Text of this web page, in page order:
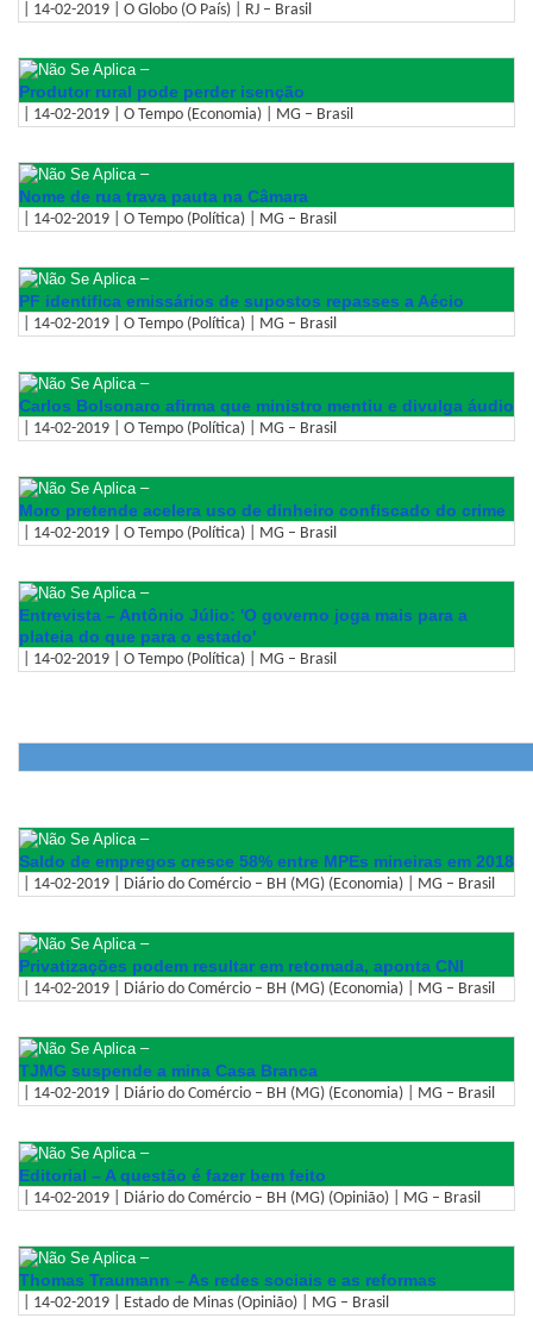
| 14-02-2019 | O Globo (O País) | RJ – Brasil
–
Produtor rural pode perder isenção
| 14-02-2019 | O Tempo (Economia) | MG – Brasil
–
Nome de rua trava pauta na Câmara
| 14-02-2019 | O Tempo (Política) | MG – Brasil
–
PF identifica emissários de supostos repasses a Aécio
| 14-02-2019 | O Tempo (Política) | MG – Brasil
–
Carlos Bolsonaro afirma que ministro mentiu e divulga áudio
| 14-02-2019 | O Tempo (Política) | MG – Brasil
–
Moro pretende acelera uso de dinheiro confiscado do crime
| 14-02-2019 | O Tempo (Política) | MG – Brasil
–
Entrevista – Antônio Júlio: 'O governo joga mais para a
plateia do que para o estado'
| 14-02-2019 | O Tempo (Política) | MG – Brasil
–
Saldo de empregos cresce 58% entre MPEs mineiras em 2018
| 14-02-2019 | Diário do Comércio – BH (MG) (Economia) | MG – Brasil
–
Privatizações podem resultar em retomada, aponta CNI
| 14-02-2019 | Diário do Comércio – BH (MG) (Economia) | MG – Brasil
–
TJMG suspende a mina Casa Branca
| 14-02-2019 | Diário do Comércio – BH (MG) (Economia) | MG – Brasil
–
Editorial – A questão é fazer bem feito
| 14-02-2019 | Diário do Comércio – BH (MG) (Opinião) | MG – Brasil
–
Thomas Traumann – As redes sociais e as reformas
| 14-02-2019 | Estado de Minas (Opinião) | MG – Brasil